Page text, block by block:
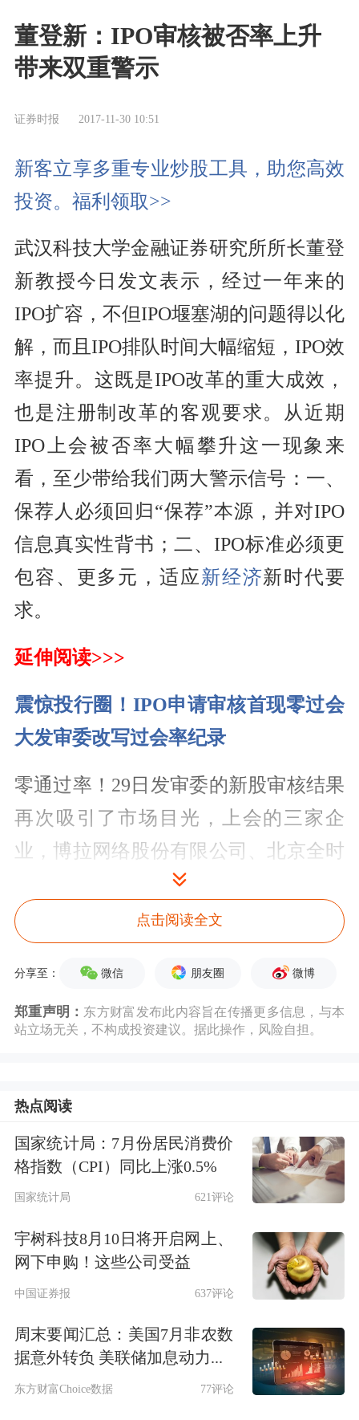
董登新：IPO审核被否率上升
带来双重警示
证券时报 2017-11-30 10:51
新客立享多重专业炒股工具，助您高效
投资。福利领取>>
武汉科技大学金融证券研究所所长董登
新教授今日发文表示，经过一年来的
IPO扩容，不但IPO堰塞湖的问题得以化
解，而且IPO排队时间大幅缩短，IPO效
率提升。这既是IPO改革的重大成效，
也是注册制改革的客观要求。从近期
IPO上会被否率大幅攀升这一现象来
看，至少带给我们两大警示信号：一、
保荐人必须回归“保荐”本源，并对IPO
信息真实性背书；二、IPO标准必须更
包容、更多元，适应新经济新时代要
求。
延伸阅读>>>
震惊投行圈！IPO申请审核首现零过会
大发审委改写过会率纪录
零通过率！29日发审委的新股审核结果
再次吸引了市场目光，上会的三家企
业，博拉网络股份有限公司、北京全时
天地在线网络信息股份有限公司、重庆
广电数字传媒股份有限公司均被发审委
投了否决票，一同被挡在了IPO的大门
外。
这是自有新股审核以来首次遭遇零通过
2”“6过1”之后，再次刷新新股发审单日
有业内人士预期，新股发审低通过率将
成为常态，“不放过害群之马”的监管意
图较为明确，严把入口关是新股审核的
标尺，除了财务指标满足要求外，拟
否存在潜在风险等方面自查，以提高通
点击阅读全文
分享至： 微信 朋友圈 微博
郑重声明： 东方财富发布此内容旨在传播更多信息，与本
站立场无关，不构成投资建议。据此操作，风险自担。
热点阅读
国家统计局：7月份居民消费价
格指数（CPI）同比上涨0.5%
国家统计局 621评论
宇树科技8月10日将开启网上、
网下申购！这些公司受益
中国证券报 637评论
周末要闻汇总：美国7月非农数
据意外转负 美联储加息动力...
东方财富Choice数据 77评论